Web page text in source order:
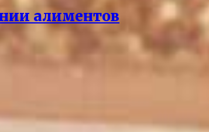
алиментов